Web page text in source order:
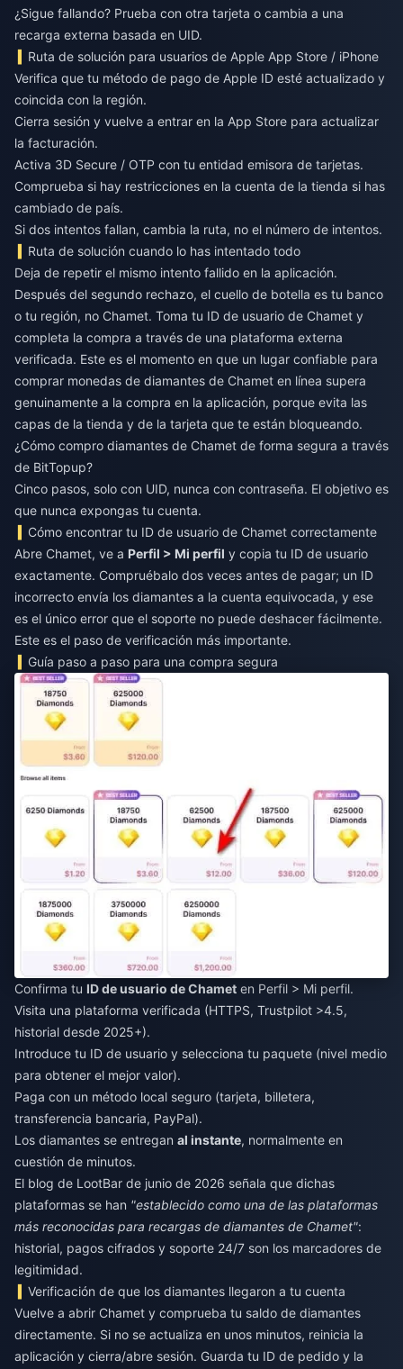
¿Sigue fallando? Prueba con otra tarjeta o cambia a una
recarga externa basada en UID.
Ruta de solución para usuarios de Apple App Store / iPhone
Verifica que tu método de pago de Apple ID esté actualizado y
coincida con la región.
Cierra sesión y vuelve a entrar en la App Store para actualizar
la facturación.
Activa 3D Secure / OTP con tu entidad emisora de tarjetas.
Comprueba si hay restricciones en la cuenta de la tienda si has
cambiado de país.
Si dos intentos fallan, cambia la ruta, no el número de intentos.
Ruta de solución cuando lo has intentado todo
Deja de repetir el mismo intento fallido en la aplicación.
Después del segundo rechazo, el cuello de botella es tu banco
o tu región, no Chamet. Toma tu ID de usuario de Chamet y
completa la compra a través de una plataforma externa
verificada. Este es el momento en que un lugar confiable para
comprar monedas de diamantes de Chamet en línea supera
genuinamente a la compra en la aplicación, porque evita las
capas de la tienda y de la tarjeta que te están bloqueando.
¿Cómo compro diamantes de Chamet de forma segura a través
de BitTopup?
Cinco pasos, solo con UID, nunca con contraseña. El objetivo es
que nunca expongas tu cuenta.
Cómo encontrar tu ID de usuario de Chamet correctamente
Abre Chamet, ve a Perfil > Mi perfil y copia tu ID de usuario
exactamente. Compruébalo dos veces antes de pagar; un ID
incorrecto envía los diamantes a la cuenta equivocada, y ese
es el único error que el soporte no puede deshacer fácilmente.
Este es el paso de verificación más importante.
Guía paso a paso para una compra segura
Confirma tu ID de usuario de Chamet en Perfil > Mi perfil.
Visita una plataforma verificada (HTTPS, Trustpilot >4.5,
historial desde 2025+).
Introduce tu ID de usuario y selecciona tu paquete (nivel medio
para obtener el mejor valor).
Paga con un método local seguro (tarjeta, billetera,
transferencia bancaria, PayPal).
Los diamantes se entregan al instante, normalmente en
cuestión de minutos.
El blog de LootBar de junio de 2026 señala que dichas
plataformas se han "establecido como una de las plataformas
más reconocidas para recargas de diamantes de Chamet":
historial, pagos cifrados y soporte 24/7 son los marcadores de
legitimidad.
Verificación de que los diamantes llegaron a tu cuenta
Vuelve a abrir Chamet y comprueba tu saldo de diamantes
directamente. Si no se actualiza en unos minutos, reinicia la
aplicación y cierra/abre sesión. Guarda tu ID de pedido y la